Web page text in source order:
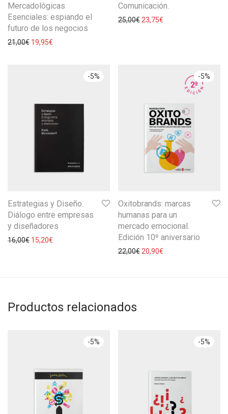
Mercadológicas
Esenciales: espiando el
futuro de los negocios
21,00€ 19,95€
Comunicación.
25,00€ 23,75€
-5%
Estrategias y Diseño.
Diálogo entre empresas
y diseñadores
16,00€ 15,20€
-5%
Oxitobrands: marcas
humanas para un
mercado emocional.
Edición 10º aniversario
22,00€ 20,90€
Productos relacionados
-5% -5%